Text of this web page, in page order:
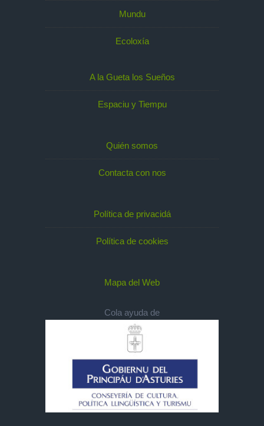
Mundu
Ecoloxía
A la Gueta los Sueños
Espaciu y Tiempu
Quién somos
Contacta con nos
Política de privacidá
Política de cookies
Mapa del Web
Cola ayuda de